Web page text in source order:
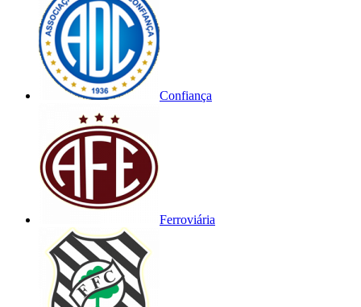
Confiança
Ferroviária